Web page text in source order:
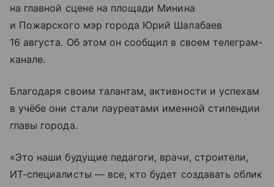
на главной сцене на площади Минина
и Пожарского мэр города Юрий Шалабаев
16 августа. Об этом он сообщил в своем телеграм-
канале.
Благодаря своим талантам, активности и успехам
в учёбе они стали лауреатами именной стипендии
главы города.
«Это наши будущие педагоги, врачи, строители,
ИТ-специалисты — все, кто будет создавать облик